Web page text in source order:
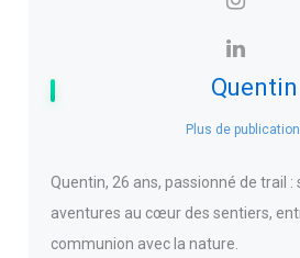
Quentin
Plus de
Quentin, 26 ans, passionné de trail :
aventures au cœur des sentiers,
communion avec la nature.